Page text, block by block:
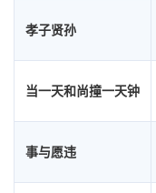
孝子贤孙
当一天和尚撞一天钟
事与愿违